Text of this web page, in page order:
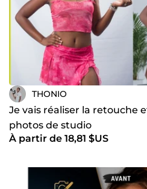
THONIO
Je vais réaliser la retouche
photos de studio
À partir de 18,81 $US